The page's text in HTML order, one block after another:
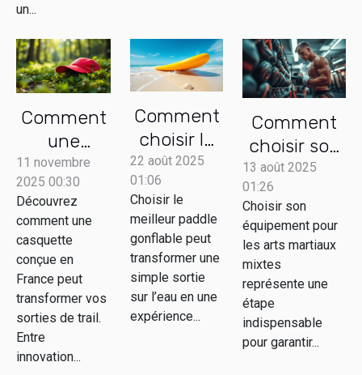
un...
Comment
une
casquette
conçue en
France
peut
améliorer
votre
expérience
de trail ?
11 novembre
2025 00:30
Découvrez
comment une
casquette
conçue en
France peut
transformer vos
sorties de trail.
Entre
innovation...
Comment
choisir le
meilleur
paddle
gonflable
pour votre
prochaine
aventure
aquatique
?
22 août 2025
01:06
Choisir le
meilleur paddle
gonflable peut
transformer une
simple sortie
sur l’eau en une
expérience...
Comment
choisir son
équipement
pour les arts
martiaux
mixtes ?
13 août 2025
01:26
Choisir son
équipement pour
les arts martiaux
mixtes
représente une
étape
indispensable
pour garantir...